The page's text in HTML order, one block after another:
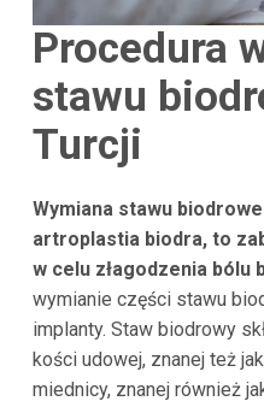
Procedura
stawu
Turcji
Wymiana stawu
artroplastia biodra, to
w celu złagodzenia bólu
wymianie części stawu
implanty. Staw biodrowy
kości udowej, znanej też
miednicy, znanej również